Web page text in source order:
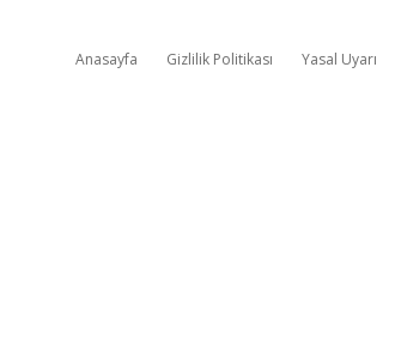
Anasayfa Gizlilik Politikası Yasal Uyarı